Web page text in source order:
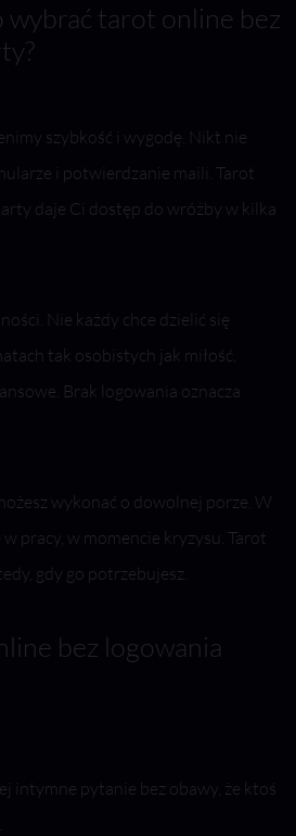
wybrać tarot online bez
szybkość i wygodę. Nikt nie
i potwierdzanie maili. Tarot
daje Ci dostęp do wróżby w kilka
Nie każdy chce dzielić się
tak osobistych jak miłość,
Brak logowania oznacza
wykonać o dowolnej porze. W
pracy, w momencie kryzysu. Tarot
gdy go potrzebujesz.
bez logowania
intymne pytanie bez obawy, że ktoś